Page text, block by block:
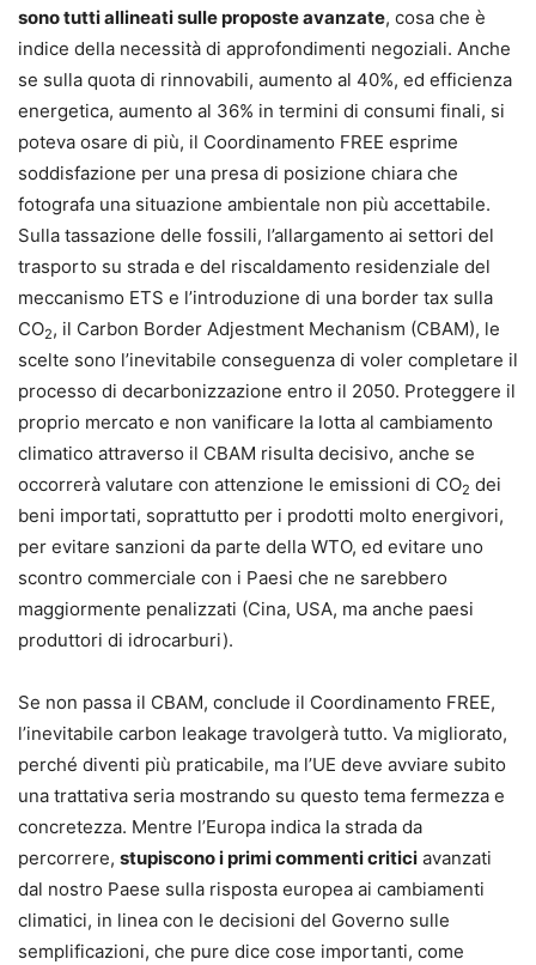
sono tutti allineati sulle proposte avanzate, cosa che è
indice della necessità di approfondimenti negoziali. Anche
se sulla quota di rinnovabili, aumento al 40%, ed efficienza
energetica, aumento al 36% in termini di consumi finali, si
poteva osare di più, il Coordinamento FREE esprime
soddisfazione per una presa di posizione chiara che
fotografa una situazione ambientale non più accettabile.
Sulla tassazione delle fossili, l’allargamento ai settori del
trasporto su strada e del riscaldamento residenziale del
meccanismo ETS e l’introduzione di una border tax sulla
CO2, il Carbon Border Adjestment Mechanism (CBAM), le
scelte sono l’inevitabile conseguenza di voler completare il
processo di decarbonizzazione entro il 2050. Proteggere il
proprio mercato e non vanificare la lotta al cambiamento
climatico attraverso il CBAM risulta decisivo, anche se
occorrerà valutare con attenzione le emissioni di CO2 dei
beni importati, soprattutto per i prodotti molto energivori,
per evitare sanzioni da parte della WTO, ed evitare uno
scontro commerciale con i Paesi che ne sarebbero
maggiormente penalizzati (Cina, USA, ma anche paesi
produttori di idrocarburi).
Se non passa il CBAM, conclude il Coordinamento FREE,
l’inevitabile carbon leakage travolgerà tutto. Va migliorato,
perché diventi più praticabile, ma l’UE deve avviare subito
una trattativa seria mostrando su questo tema fermezza e
concretezza. Mentre l’Europa indica la strada da
percorrere, stupiscono i primi commenti critici avanzati
dal nostro Paese sulla risposta europea ai cambiamenti
climatici, in linea con le decisioni del Governo sulle
semplificazioni, che pure dice cose importanti, come